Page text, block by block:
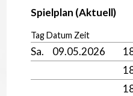
Spielplan (Aktuell)
Tag Datum Zeit
Sa. 09.05.2026